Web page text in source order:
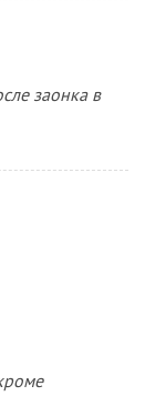
заонка в